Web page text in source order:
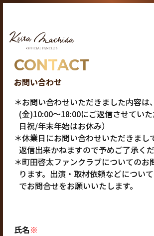
CONTACT
お問い合わせ
＊お問い合わせいただきました内容は
(金)10:00～18:00にご返信させてい
日祝/年末年始はお休み）
＊休業日にお問い合わせいただきまし
返信出来かねますので予めご了承くだ
＊町田啓太ファンクラブについてのお
ります。出演・取材依頼などについ
でお問合せをお願いいたします。
氏名※